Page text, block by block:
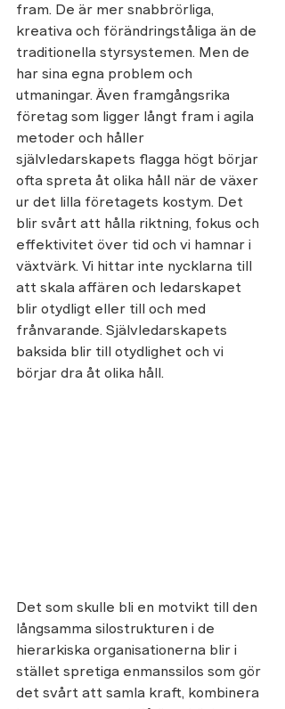
fram. De är mer snabbrörliga,
kreativa och förändringståliga än de
traditionella styrsystemen. Men de
har sina egna problem och
utmaningar. Även framgångsrika
företag som ligger långt fram i agila
metoder och håller
självledarskapets flagga högt börjar
ofta spreta åt olika håll när de växer
ur det lilla företagets kostym. Det
blir svårt att hålla riktning, fokus och
effektivitet över tid och vi hamnar i
växtvärk. Vi hittar inte nycklarna till
att skala affären och ledarskapet
blir otydligt eller till och med
frånvarande. Självledarskapets
baksida blir till otydlighet och vi
börjar dra åt olika håll.
Det som skulle bli en motvikt till den
långsamma silostrukturen i de
hierarkiska organisationerna blir i
stället spretiga enmanssilos som gör
det svårt att samla kraft, kombinera